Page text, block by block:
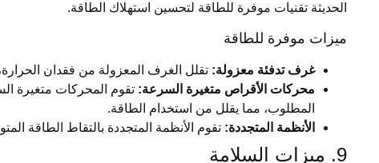
الحديثة تقنيات موفرة للطاقة لتحسين استهلاك الطاقة.
ميزات موفرة للطاقة
غرف تدفئة معزولة: تقلل الغرف المعزولة من فقدان
محركات الأقراص متغيرة السرعة: تقوم المحركات متغيرة
المطلوب، مما يقلل من استخدام الطاقة.
الأنظمة المتجددة: تقوم الأنظمة المتجددة بالتقاط الطاقة
9. ميزات السلامة